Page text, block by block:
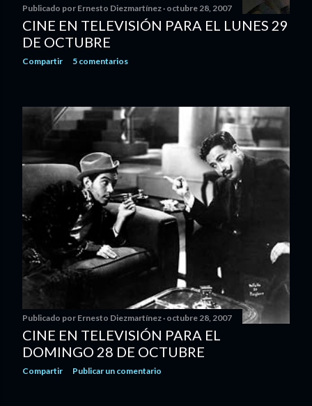
Publicado por Ernesto Diezmartínez octubre 28, 2007
CINE EN TELEVISIÓN PARA EL LUNES 29
DE OCTUBRE
Compartir 5 comentarios
Publicado por Ernesto Diezmartínez octubre 28, 2007
CINE EN TELEVISIÓN PARA EL
DOMINGO 28 DE OCTUBRE
Compartir Publicar un comentario